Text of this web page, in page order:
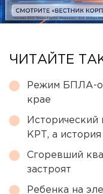
ЧИТАЙТЕ
Режим БПЛА-
крае
Исторический
КРТ, а
Сгоревший
застроят
Ребенка на